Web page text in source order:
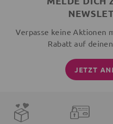
Verpasse keine Aktionen
Rabatt auf
JETZT